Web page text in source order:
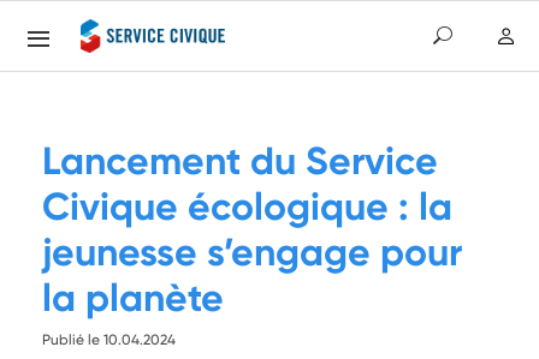
Lancement du Service
Civique écologique : la
jeunesse s’engage pour
la planète
Publié le 10.04.2024